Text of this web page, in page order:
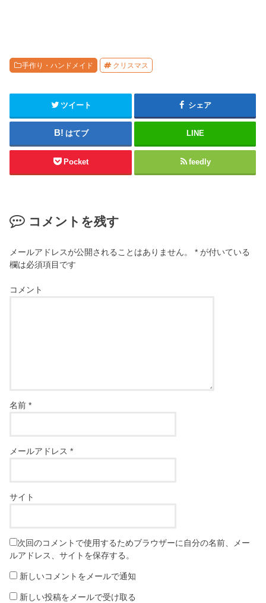
手作り・ハンドメイド クリスマス
ツイート シェア
はてブ LINE
Pocket feedly
コメントを残す
メールアドレスが公開されることはありません。 * が付いている
欄は必須項目です
コメント
名前*
メールアドレス*
サイト
次回のコメントで使用するためブラウザーに自分の名前、メー
ルアドレス、サイトを保存する。
新しいコメントをメールで通知
新しい投稿をメールで受け取る